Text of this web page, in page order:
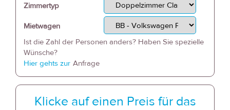
Zimmertyp
Mietwagen
Ist die Zahl der Personen anders? Haben Sie spezielle
Wünsche?
Hier gehts zur Anfrage
Klicke auf einen Preis für das